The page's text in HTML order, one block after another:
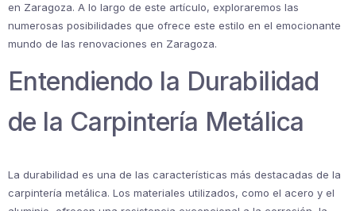
en Zaragoza. A lo largo de este artículo, exploraremos las
numerosas posibilidades que ofrece este estilo en el emocionante
mundo de las renovaciones en Zaragoza.
Entendiendo la Durabilidad
de la Carpintería Metálica
La durabilidad es una de las características más destacadas de la
carpintería metálica. Los materiales utilizados, como el acero y el